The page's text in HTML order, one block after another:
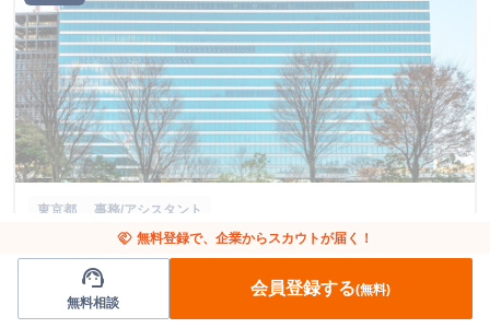
東京都 事務/アシスタント
【社長秘書】PCを使った事務＆企画＆WEBマー
ケティング【週2日のみ】※中野出社必要
Nu Realize株式会社
handshake 無料登録で、企業からスカウトが届く！
support_agent
無料相談
会員登録する(無料)